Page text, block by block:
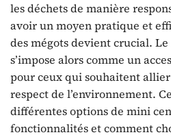
les déchets de manière
avoir un moyen pratique et
des mégots devient crucial. Le
s’impose alors comme un
pour ceux qui souhaitent
respect de l’environnement.
différentes options de mini
fonctionnalités et comment